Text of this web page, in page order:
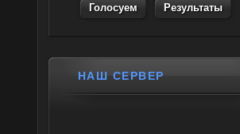
Результаты
НАШ СЕРВЕР